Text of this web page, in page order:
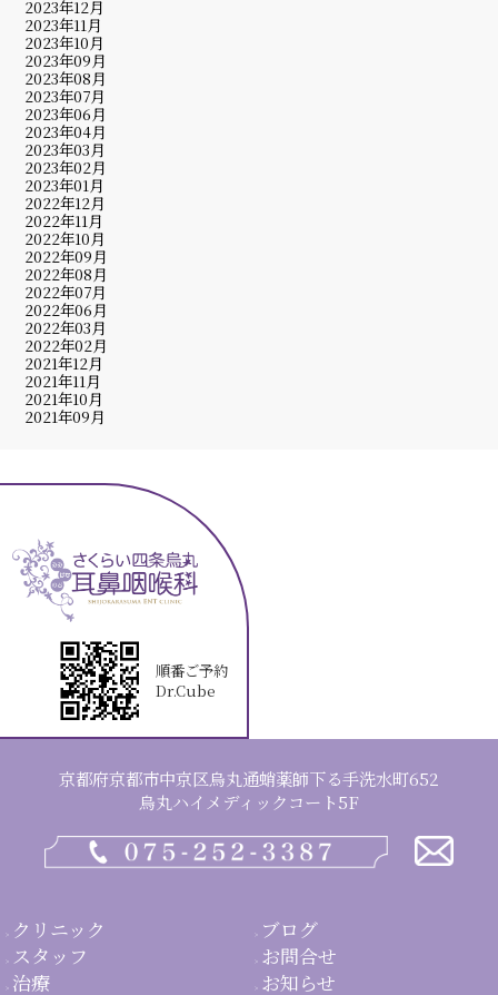
2023年12月
2023年11月
2023年10月
2023年09月
2023年08月
2023年07月
2023年06月
2023年04月
2023年03月
2023年02月
2023年01月
2022年12月
2022年11月
2022年10月
2022年09月
2022年08月
2022年07月
2022年06月
2022年03月
2022年02月
2021年12月
2021年11月
2021年10月
2021年09月
順番ご予約
Dr.Cube
京都府京都市中京区烏丸通蛸薬師下る手洗水町652
烏丸ハイメディックコート5F
クリニック
スタッフ
治療
ブログ
お問合せ
お知らせ